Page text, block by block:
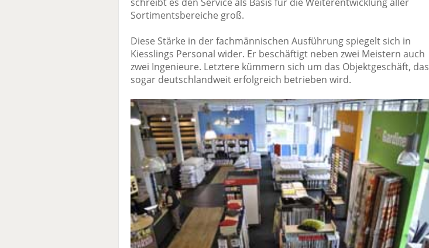
Sortimentsbereiche groß.
Diese Stärke in der fachmännischen Ausführung spiegelt sich in
Kiesslings Personal wider. Er beschäftigt neben zwei Meistern auch
zwei Ingenieure. Letztere kümmern sich um das Objektgeschäft, das
sogar deutschlandweit erfolgreich betrieben wird.